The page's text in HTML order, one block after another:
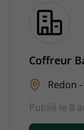
Coffreur
Redon
Publié le 8